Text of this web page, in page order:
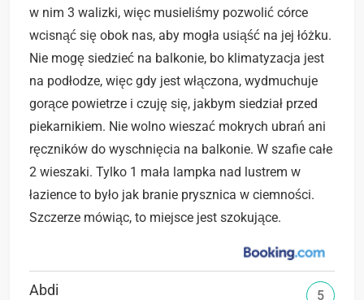
w nim 3 walizki, więc musieliśmy pozwolić córce
wcisnąć się obok nas, aby mogła usiąść na jej łóżku.
Nie mogę siedzieć na balkonie, bo klimatyzacja jest
na podłodze, więc gdy jest włączona, wydmuchuje
gorące powietrze i czuję się, jakbym siedział przed
piekarnikiem. Nie wolno wieszać mokrych ubrań ani
ręczników do wyschnięcia na balkonie. W szafie całe
2 wieszaki. Tylko 1 mała lampka nad lustrem w
łazience to było jak branie prysznica w ciemności.
Szczerze mówiąc, to miejsce jest szokujące.
Abdi 5